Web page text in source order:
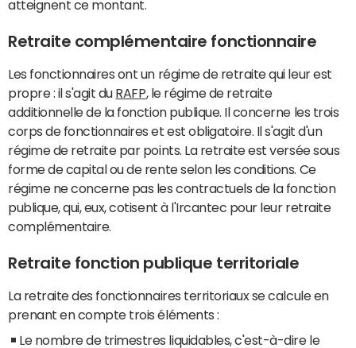
atteignent ce montant.
Retraite complémentaire fonctionnaire
Les fonctionnaires ont un régime de retraite qui leur est
propre : il s'agit du RAFP, le régime de retraite
additionnelle de la fonction publique. Il concerne les trois
corps de fonctionnaires et est obligatoire. Il s'agit d'un
régime de retraite par points. La retraite est versée sous
forme de capital ou de rente selon les conditions. Ce
régime ne concerne pas les contractuels de la fonction
publique, qui, eux, cotisent à l'Ircantec pour leur retraite
complémentaire.
Retraite fonction publique territoriale
La retraite des fonctionnaires territoriaux se calcule en
prenant en compte trois éléments :
Le nombre de trimestres liquidables, c'est-à-dire le